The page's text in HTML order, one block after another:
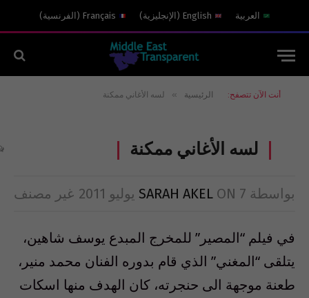
العربية English
( الإنجليزية)
Français
( الفرنسية)
أنت الآن تتصفح: الرئيسية » لسه الأغاني ممكنة
لسه الأغاني ممكنة
بواسطة SARAH AKEL ON 7 يوليو 2011 غير مصنف
في فيلم “المصير” للمخرج المبدع يوسف شاهين،
يتلقى “المغني” الذي قام بدوره الفنان محمد منير،
طعنة موجهة الى حنجرته، كان الهدف منها اسكات